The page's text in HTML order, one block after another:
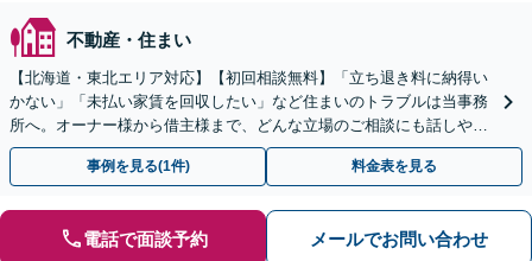
不動産・住まい
【北海道・東北エリア対応】【初回相談無料】「立ち退き料に納得い
かない」「未払い家賃を回収したい」など住まいのトラブルは当事務
所へ。オーナー様から借主様まで、どんな立場のご相談にも話しやす
い弁護士が対応します。ＷＥＢ面談可。
事例を見る(1件) 料金表を見る
電話で面談予約 メールでお問い合わせ